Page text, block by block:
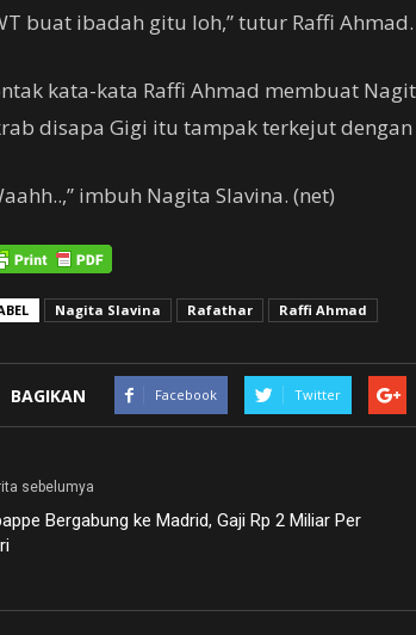
buat ibadah gitu loh,” tutur Raffi Ahmad.
kata-kata Raffi Ahmad membuat
disapa Gigi itu tampak terkejut
imbuh Nagita Slavina. (net)
Nagita Slavina Rafathar Raffi Ahmad
BAGIKAN Facebook Twitter
sebelumya
Bergabung ke Madrid, Gaji Rp 2 Miliar Per